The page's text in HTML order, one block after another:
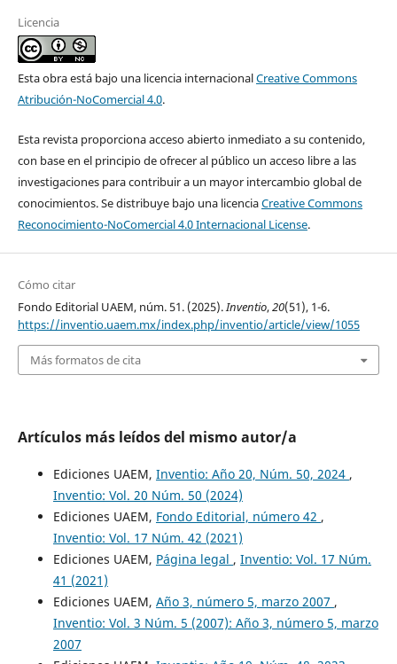
Licencia
Esta obra está bajo una licencia internacionalCreative Commons
Atribución-NoComercial 4.0.
Esta revista proporciona acceso abierto inmediato a su contenido,
con base en el principio de ofrecer al público un acceso libre a las
investigaciones para contribuir a un mayor intercambio global de
conocimientos. Se distribuye bajo una licenciaCreative Commons
Reconocimiento-NoComercial 4.0 Internacional License.
Cómo citar
Fondo Editorial UAEM, núm. 51. (2025). Inventio,20(51), 1-6.
https://inventio.uaem.mx/index.php/inventio/article/view/1055
Más formatos de cita
Artículos más leídos del mismo autor/a
Ediciones UAEM, Inventio: Año 20, Núm. 50, 2024 ,
Inventio: Vol. 20 Núm. 50 (2024)
Ediciones UAEM, Fondo Editorial, número 42 ,
Inventio: Vol. 17 Núm. 42 (2021)
Ediciones UAEM, Página legal , Inventio: Vol. 17 Núm.
41 (2021)
Ediciones UAEM, Año 3, número 5, marzo 2007 ,
Inventio: Vol. 3 Núm. 5 (2007): Año 3, número 5, marzo
2007